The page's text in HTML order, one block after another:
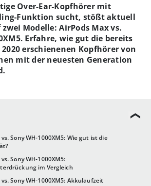
Sony WH-1000XM5: Wie gut ist die
Sony WH-1000XM5:
im Vergleich
Sony WH-1000XM5: Akkulaufzeit
Over-Ear-Kopfhörer mit
Funktion sucht, stößt aktuell
Modelle: AirPods Max vs.
Erfahre, wie gut die bereits
erschienenen Kopfhörer von
mit der neuesten Generation